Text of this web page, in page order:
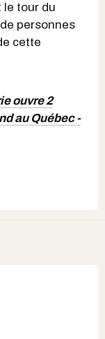
le tour du
personnes
cette
ouvre 2
au Québec -